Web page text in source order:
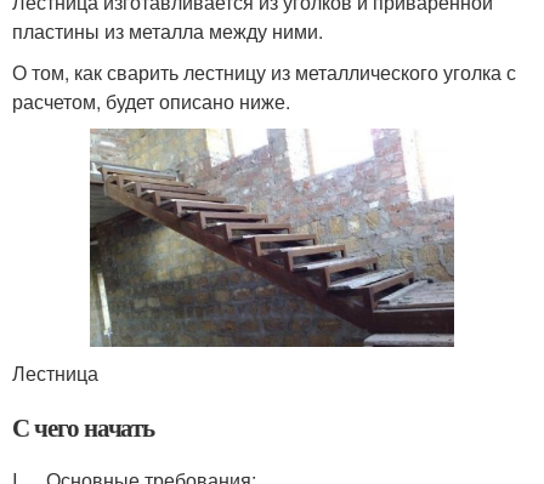
пластины из металла между ними.
О том, как сварить лестницу из металлического уголка с
расчетом, будет описано ниже.
Лестница
С чего начать